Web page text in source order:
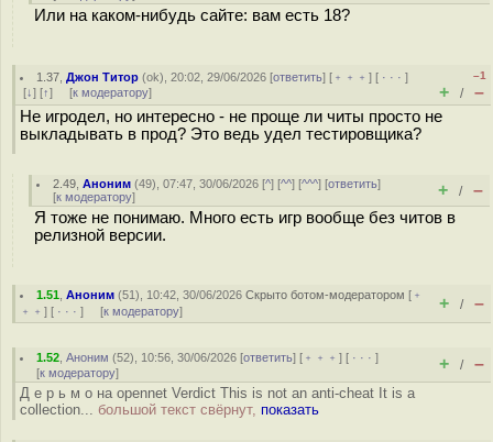
Или на каком-нибудь сайте: вам есть 18?
1.37 ,Джон Титор (ok), 20:02, 29/06/2026 [ответить] [ ﹢﹢﹢] [ · · ·]
[↓] [↑] [к модератору]
–1
+ / –
Не игродел, но интересно - не проще ли читы просто не
выкладывать в прод? Это ведь удел тестировщика?
2.49 ,Аноним (49), 07:47, 30/06/2026 [^] [^^] [^^^] [ответить]
[к модератору] + / –
Я тоже не понимаю. Много есть игр вообще без читов в
релизной версии.
1.51 ,Аноним (51), 10:42, 30/06/2026Скрыто ботом-модератором [ ﹢
﹢﹢ ] [ · · · ] [к модератору] + / –
1.52 ,Аноним (52), 10:56, 30/06/2026 [ответить] [ ﹢﹢﹢] [ · · ·]
[к модератору] + / –
Д е р ь м о на opennet Verdict This is not an anti-cheat It is a
collection... большой текст свёрнут, показать